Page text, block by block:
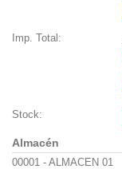
Imp. Total:
Stock:
Almacén
00001 - ALMACEN 01